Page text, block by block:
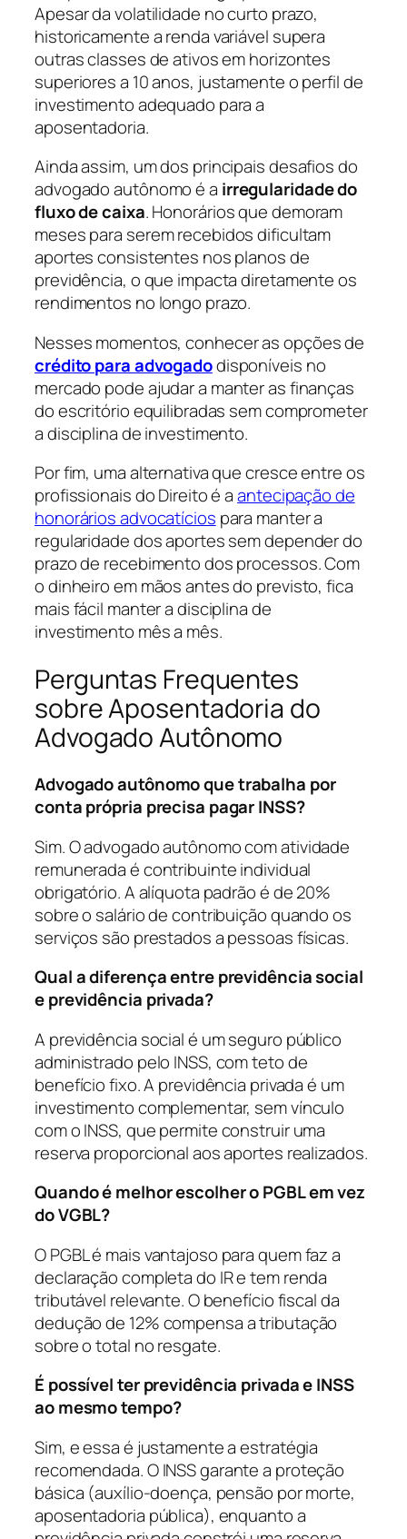
Apesar da volatilidade no curto prazo,
historicamente a renda variável supera
outras classes de ativos em horizontes
superiores a 10 anos, justamente o perfil de
investimento adequado para a
aposentadoria.
Ainda assim, um dos principais desafios do
advogado autônomo é a irregularidade do
fluxo de caixa. Honorários que demoram
meses para serem recebidos dificultam
aportes consistentes nos planos de
previdência, o que impacta diretamente os
rendimentos no longo prazo.
Nesses momentos, conhecer as opções de
crédito para advogadodisponíveis no
mercado pode ajudar a manter as finanças
do escritório equilibradas sem comprometer
a disciplina de investimento.
Por fim, uma alternativa que cresce entre os
profissionais do Direito é aantecipação de
honorários advocatícios para manter a
regularidade dos aportes sem depender do
prazo de recebimento dos processos. Com
o dinheiro em mãos antes do previsto, fica
mais fácil manter a disciplina de
investimento mês a mês.
Perguntas Frequentes
sobre Aposentadoria do
Advogado Autônomo
Advogado autônomo que trabalha por
conta própria precisa pagar INSS?
Sim. O advogado autônomo com atividade
remunerada é contribuinte individual
obrigatório. A alíquota padrão é de 20%
sobre o salário de contribuição quando os
serviços são prestados a pessoas físicas.
Qual a diferença entre previdência social
e previdência privada?
A previdência social é um seguro público
administrado pelo INSS, com teto de
benefício fixo. A previdência privada é um
investimento complementar, sem vínculo
com o INSS, que permite construir uma
reserva proporcional aos aportes realizados.
Quando é melhor escolher o PGBL em vez
do VGBL?
O PGBL é mais vantajoso para quem faz a
declaração completa do IR e tem renda
tributável relevante. O benefício fiscal da
dedução de 12% compensa a tributação
sobre o total no resgate.
É possível ter previdência privada e INSS
ao mesmo tempo?
Sim, e essa é justamente a estratégia
recomendada. O INSS garante a proteção
básica (auxílio-doença, pensão por morte,
aposentadoria pública), enquanto a